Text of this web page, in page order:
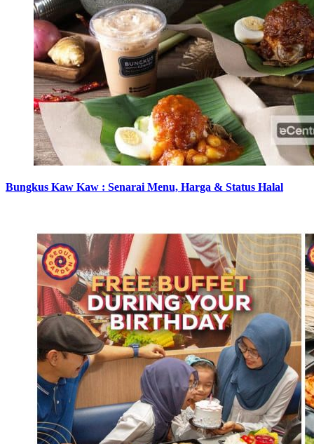
Bungkus Kaw Kaw : Senarai Menu, Harga & Status Halal